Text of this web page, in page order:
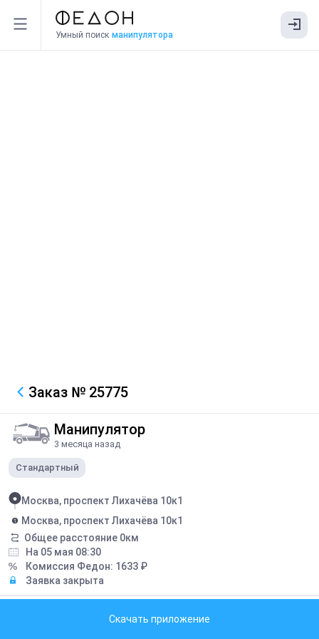
Умный поиск манипулятора
Заказ № 25775
Манипулятор
3 месяца назад
Стандартный
Москва, проспект Лихачёва 10к1
Москва, проспект Лихачёва 10к1
Общее расстояние 0км
На 05 мая 08:30
Комиссия Федон: 1633 ₽
Заявка закрыта
Снять и повесить кондиционер. Стрела 15м
Скачать приложение